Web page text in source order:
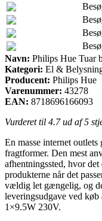
Navn: Philips Hue Tuar
Kategori: El &
Producent: Philips Hue
Varenummer: 43278
EAN: 8718696166093
Vurderet til 4.7ud af 5
En masse internet
fragtformer. Den mest
afhentningssted, hvor
produkterne når det
vældig let gængelig, og
leveringsudgave ved
1×9.5W 230V.